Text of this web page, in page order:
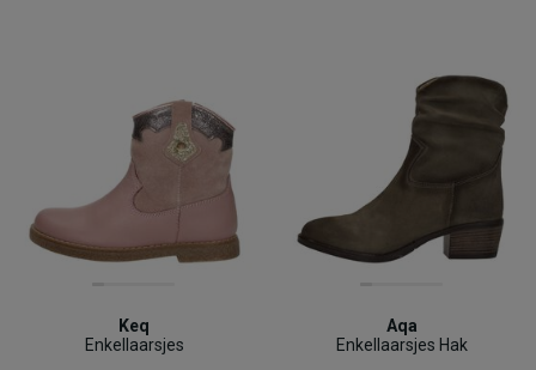
Keq
Enkellaarsjes
Aqa
Enkellaarsjes Hak